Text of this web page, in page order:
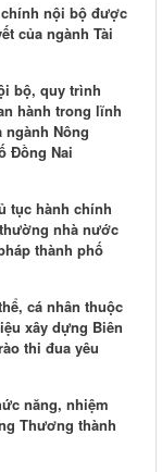
nội bộ được
của ngành Tài
bộ, quy trình
hành trong lĩnh
Nông
Đồng Nai
tục hành chính
nhà nước
thành phố
cá nhân thuộc
xây dựng Biên
thi đua yêu
năng, nhiệm
Thương thành